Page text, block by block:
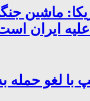
ماشین
ایران
با لغو حمله